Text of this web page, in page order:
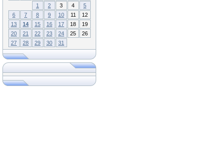
1
2 3 4
5
6
7 8 9 10 11
12
13
14 15 16 17 18
19
20
21 22 23 24 25
26
27
28 29 30 31